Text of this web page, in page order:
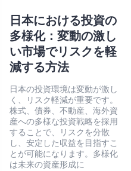
日本における投資の
多様化：変動の激し
い市場でリスクを軽
減する方法
日本の投資環境は変動が激し
く、リスク軽減が重要です。
株式、債券、不動産、海外資
産への多様な投資戦略を採用
することで、リスクを分散
し、安定した収益を目指すこ
とが可能になります。多様化
は未来の資産形成に